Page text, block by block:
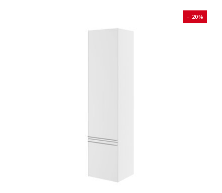
− 20%